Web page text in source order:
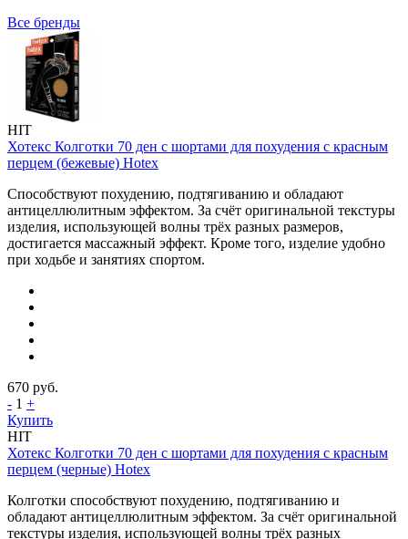
Все бренды
HIT
Хотекс Колготки 70 ден с шортами для похудения с красным
перцем (бежевые) Hotex
Способствуют похудению, подтягиванию и обладают
антицеллюлитным эффектом. За счёт оригинальной текстуры
изделия, использующей волны трёх разных размеров,
достигается массажный эффект. Кроме того, изделие удобно
при ходьбе и занятиях спортом.
670 руб.
- 1 +
Купить
HIT
Хотекс Колготки 70 ден с шортами для похудения с красным
перцем (черные) Hotex
Колготки способствуют похудению, подтягиванию и
обладают антицеллюлитным эффектом. За счёт оригинальной
текстуры изделия, использующей волны трёх разных